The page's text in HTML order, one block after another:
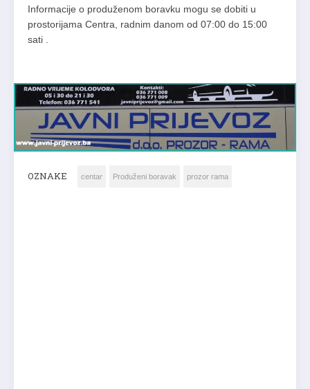
Informacije o produženom boravku mogu se dobiti u
prostorijama Centra, radnim danom od 07:00 do 15:00
sati .
OZNAKE centar Produženi boravak prozor rama